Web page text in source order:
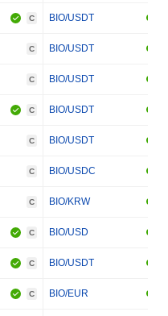
C BIO/USDT
C BIO/USDT
C BIO/USDT
C BIO/USDT
C BIO/USDT
C BIO/USDC
C BIO/KRW
C BIO/USD
C BIO/USDT
C BIO/EUR